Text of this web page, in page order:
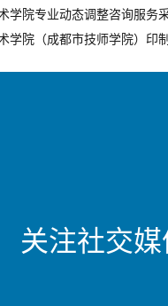
学院专业动态调整咨询服务
学院（成都市技师学院）印
关注社交